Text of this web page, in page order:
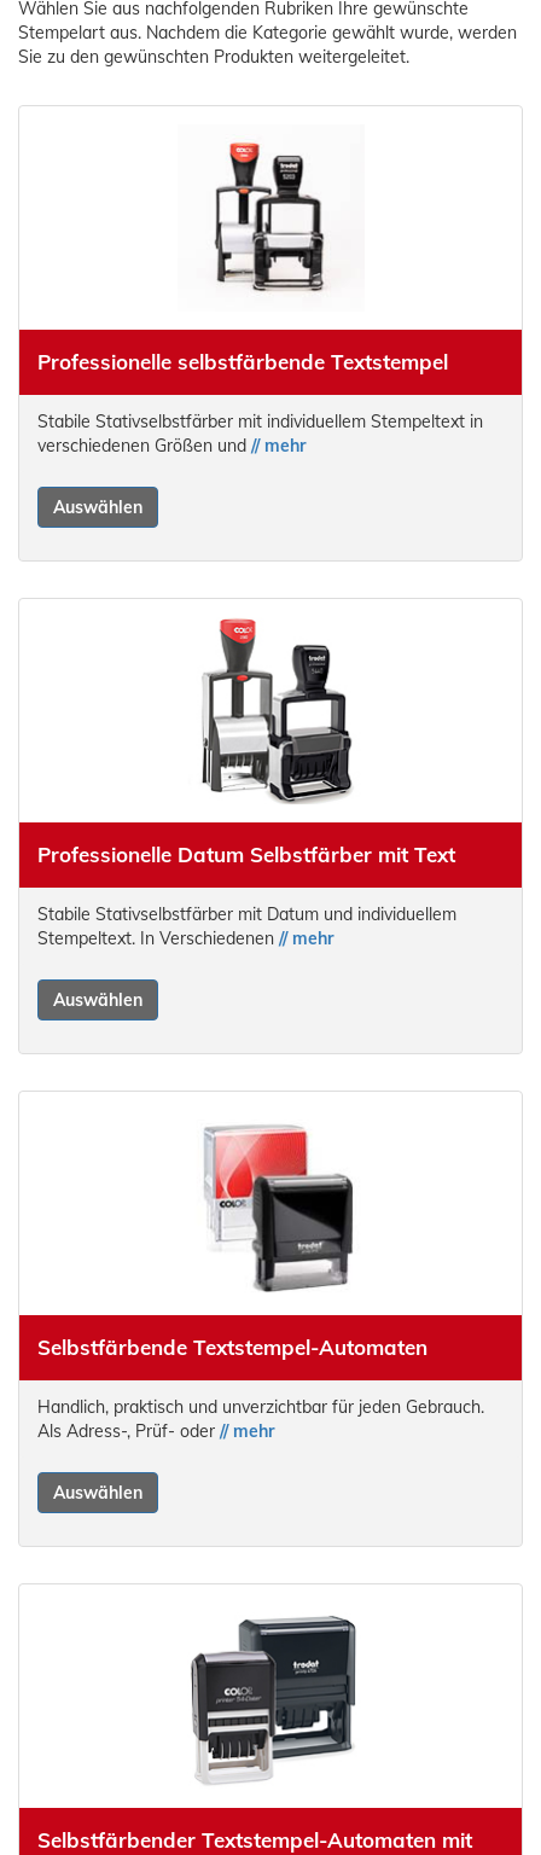
Wählen Sie aus nachfolgenden Rubriken Ihre gewünschte
Stempelart aus. Nachdem die Kategorie gewählt wurde, werden
Sie zu den gewünschten Produkten weitergeleitet.
Professionelle selbstfärbende Textstempel
Stabile Stativselbstfärber mit individuellem Stempeltext in
verschiedenen Größen und // mehr
Auswählen
Professionelle Datum Selbstfärber mit Text
Stabile Stativselbstfärber mit Datum und individuellem
Stempeltext. In Verschiedenen // mehr
Auswählen
Selbstfärbende Textstempel-Automaten
Handlich, praktisch und unverzichtbar für jeden Gebrauch.
Als Adress-, Prüf- oder // mehr
Auswählen
Selbstfärbender Textstempel-Automaten mit